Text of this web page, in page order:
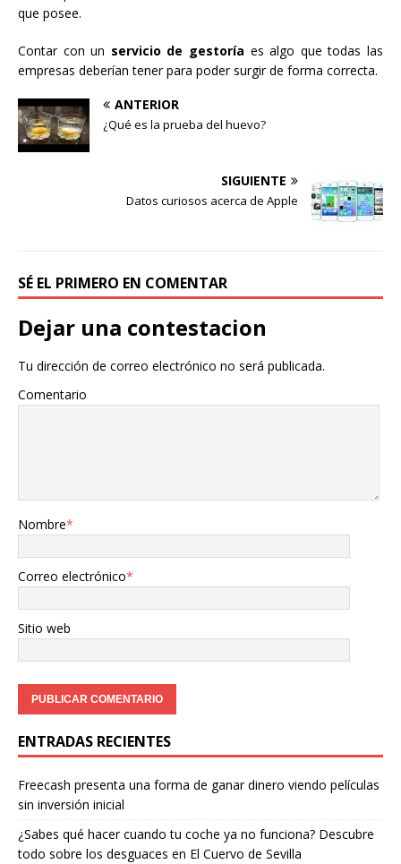
que posee.
Contar con un servicio de gestoría es algo que todas las
empresas deberían tener para poder surgir de forma correcta.
ANTERIOR
¿Qué es la prueba del huevo?
SIGUIENTE
Datos curiosos acerca de Apple
SÉ EL PRIMERO EN COMENTAR
Dejar una contestacion
Tu dirección de correo electrónico no será publicada.
Comentario
Nombre*
Correo electrónico*
Sitio web
ENTRADAS RECIENTES
Freecash presenta una forma de ganar dinero viendo películas
sin inversión inicial
¿Sabes qué hacer cuando tu coche ya no funciona? Descubre
todo sobre los desguaces en El Cuervo de Sevilla